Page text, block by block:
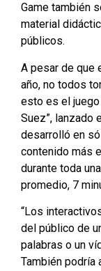
Game también
material
públicos.
A pesar de que
año, no todos
esto es el juego
Suez”, lanzado
desarrolló en
contenido más
durante toda
promedio, 7
“Los
del público de
palabras o un
También podría